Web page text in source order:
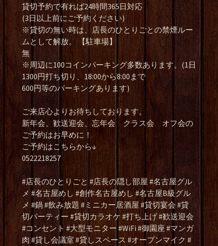
貸切予約で有れば24時間365日対応
(3日以上前にご予約ください)
※貸切の無い時は、店長のひとりごとの禁煙ルー
ムとして解放。 【駐車場】
無
※周辺に100コインパーキング多数あります。(1日
1300円打ち切り、18:00から8:00まで
600円等のパーキングあります)
ご来店心よりお待ちしております。
新年会、歓送迎会、忘年会 クラス会 オフ会の
ご予約はお早めに！
ご予約はこちらから↓
0522218257
#店長のひとりごと #店長の隠し部屋 #名古屋グル
メ #名古屋めし #創作名古屋めし #名古屋B級グル
メ #鍋 #飲み放題 #ミニカー居酒屋 #貸切宴会 #貸
切パーティー #貸切カラオケ #打ち上げ #歓送迎会
#コンセント #大型モニター #WiFi #御園座 #マンガ
肉 #貸し会議室 #貸しスペース #オープンマイク #